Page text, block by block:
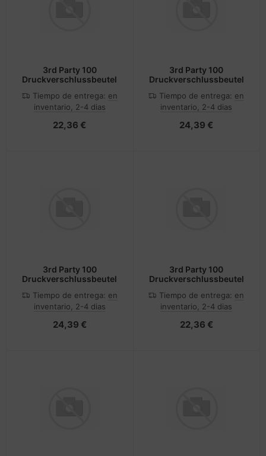
3rd Party 100
Druckverschlussbeutel
Tiempo de entrega: en
inventario, 2-4 dias
22,36 €
3rd Party 100
Druckverschlussbeutel
Tiempo de entrega: en
inventario, 2-4 dias
24,39 €
3rd Party 100
Druckverschlussbeutel
Tiempo de entrega: en
inventario, 2-4 dias
24,39 €
3rd Party 100
Druckverschlussbeutel
Tiempo de entrega: en
inventario, 2-4 dias
22,36 €